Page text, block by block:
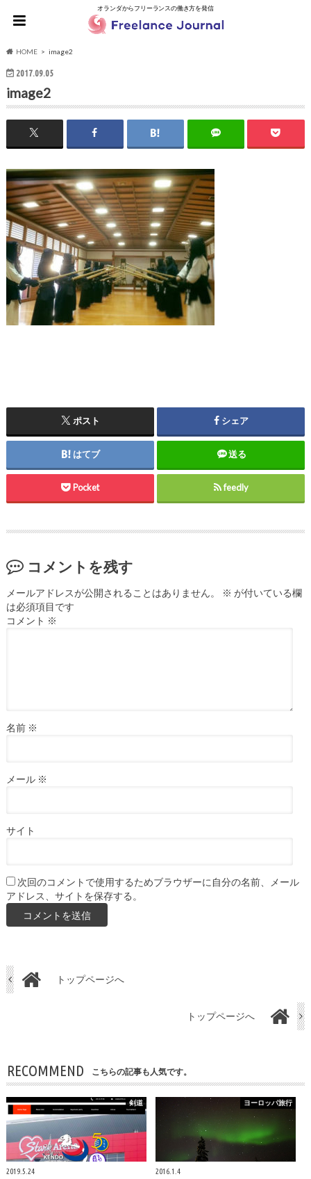
オランダからフリーランスの働き方を発信
HOME image2
2017.09.05
image2
ポスト シェア
はてブ 送る
Pocket feedly
コメントを残す
メールアドレスが公開されることはありません。 ※ が付いている欄
は必須項目です
コメント ※
名前 ※
メール ※
サイト
次回のコメントで使用するためブラウザーに自分の名前、メール
アドレス、サイトを保存する。
トップページへ
トップページへ
RECOMMEND こちらの記事も人気です。
剣道
2019.5.24
ヨーロッパ旅行
2016.1.4